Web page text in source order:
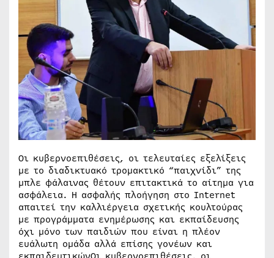
Οι κυβερνοεπιθέσεις, οι τελευταίες εξελίξεις
με το διαδικτυακό τρομακτικό “παιχνίδι” της
μπλε φάλαινας θέτουν επιτακτικά το αίτημα για
ασφάλεια. Η ασφαλής πλοήγηση στο Internet
απαιτεί την καλλιέργεια σχετικής κουλτούρας
με προγράμματα ενημέρωσης και εκπαίδευσης
όχι μόνο των παιδιών που είναι η πλέον
ευάλωτη ομάδα αλλά επίσης γονέων και